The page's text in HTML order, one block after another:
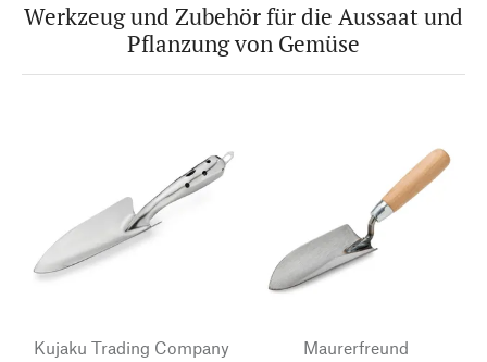
Werkzeug und Zubehör für die Aussaat und
Pflanzung von Gemüse
Kujaku Trading Company
Maurerfreund